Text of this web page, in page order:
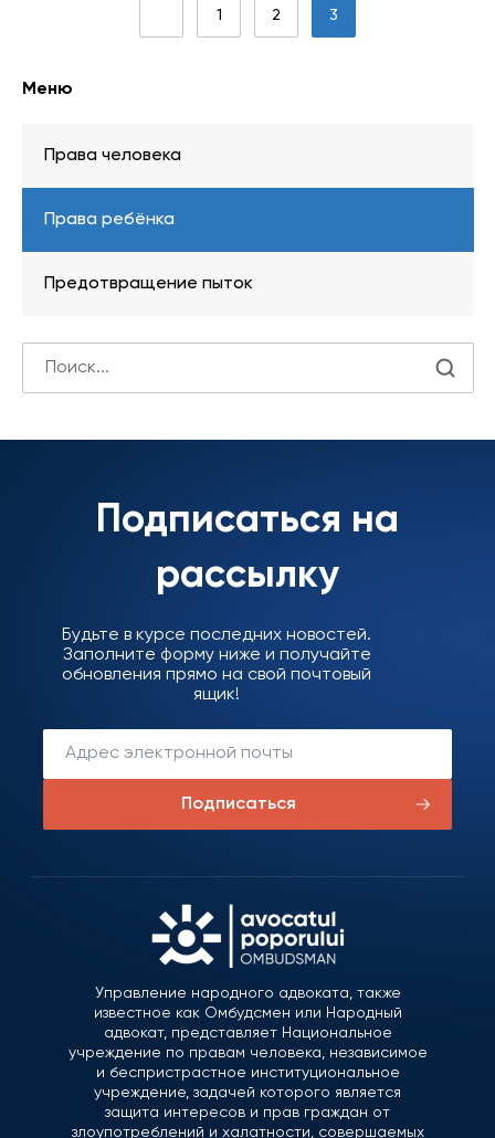
1 2 3
Меню
Права человека
Права ребёнка
Предотвращение пыток
Подписаться на
рассылку
Будьте в курсе последних новостей.
Заполните форму ниже и получайте
обновления прямо на свой почтовый
ящик!
Подписаться
Управление народного адвоката, также
известное как Омбудсмен или Народный
адвокат, представляет Национальное
учреждение по правам человека, независимое
и беспристрастное институциональное
учреждение, задачей которого является
защита интересов и прав граждан от
злоупотреблений и халатности, совершаемых